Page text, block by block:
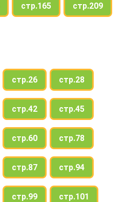
стр.165 стр.209
стр.26 стр.28
стр.42 стр.45
стр.60 стр.78
стр.87 стр.94
стр.99 стр.101